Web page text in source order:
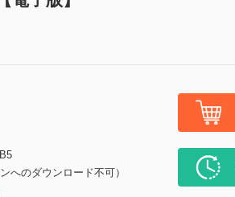
B5
へのダウンロード不可）